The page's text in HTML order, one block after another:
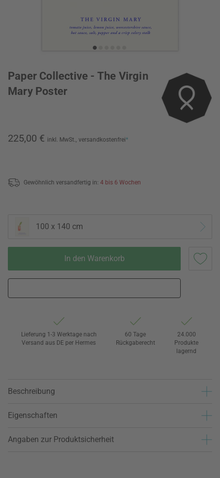
Paper Collective - The Virgin
Mary Poster
225,00 € inkl. MwSt., versandkostenfrei*
Gewöhnlich versandfertig in: 4 bis 6 Wochen
100 x 140 cm
In den Warenkorb
Lieferung 1-3 Werktage nach
Versand aus DE per Hermes
60 Tage
Rückgaberecht
24.000
Produkte
lagernd
Beschreibung
Eigenschaften
Angaben zur Produktsicherheit